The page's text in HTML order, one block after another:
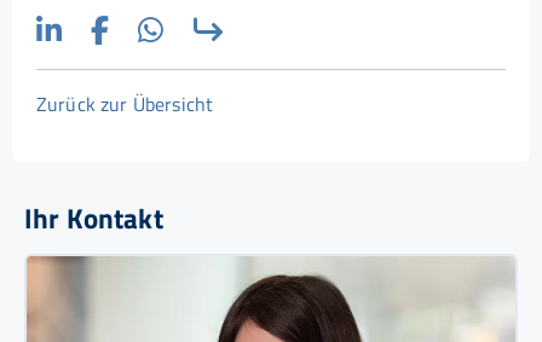
Zurück zur Übersicht
Ihr Kontakt